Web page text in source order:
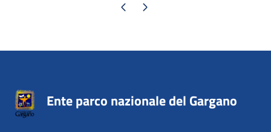
Pagina precedente
Pagina successiva
Ente parco nazionale del Gargano